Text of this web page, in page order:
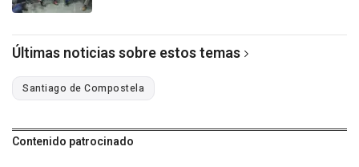
Últimas noticias sobre estos temas
Santiago de Compostela
Contenido patrocinado